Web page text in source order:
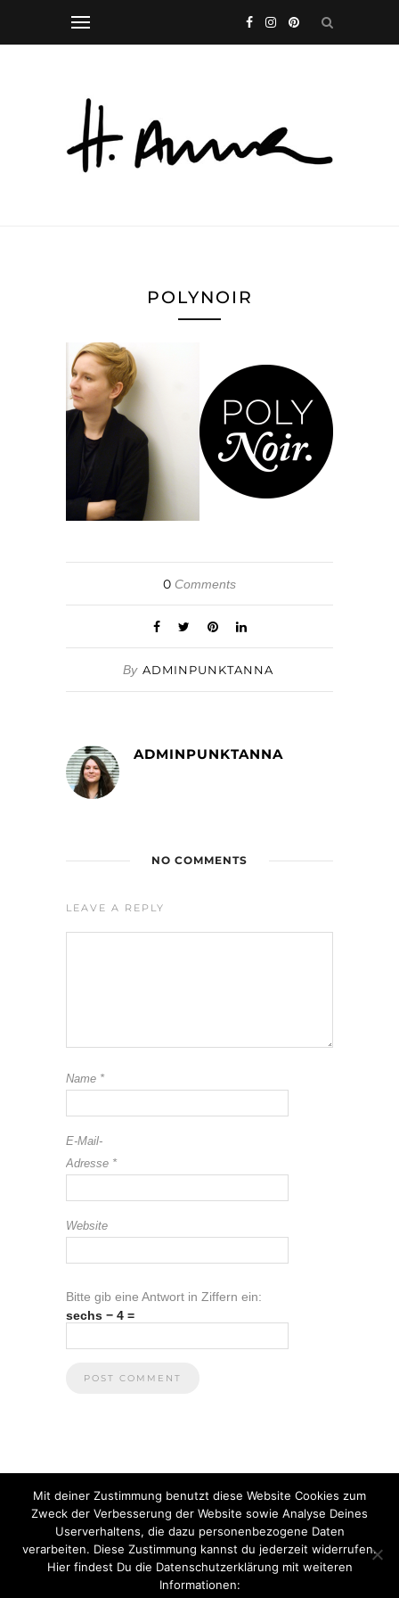
POLYNOIR
0 Comments
By ADMINPUNKTANNA
ADMINPUNKTANNA
NO COMMENTS
LEAVE A REPLY
Name *
E-Mail-
Adresse *
Website
Bitte gib eine Antwort in Ziffern ein:
sechs − 4 =
Mit deiner Zustimmung benutzt diese Website Cookies zum
Zweck der Verbesserung der Website sowie Analyse Deines
Userverhaltens, die dazu personenbezogene Daten
verarbeiten. Diese Zustimmung kannst du jederzeit widerrufen.
Hier findest Du die Datenschutzerklärung mit weiteren
Informationen: